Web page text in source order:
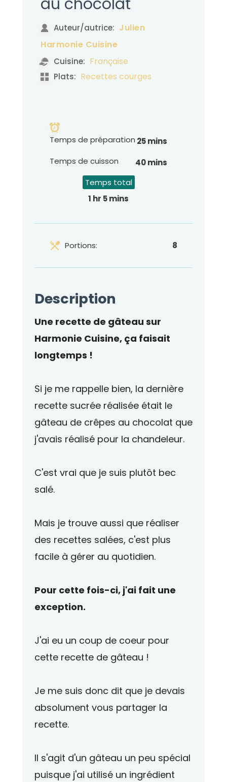
Auteur/autrice: Julien
Harmonie Cuisine
Cuisine: Française
Plats: Recettes courges
Temps de préparation 25 mins
Temps de cuisson
40 mins
Temps total
1 hr 5 mins
Portions: 8
Description
Une recette de gâteau sur
Harmonie Cuisine, ça faisait
longtemps !
Si je me rappelle bien, la dernière
recette sucrée réalisée était le
gâteau de crêpes au chocolat que
j'avais réalisé pour la chandeleur.
C'est vrai que je suis plutôt bec
salé.
Mais je trouve aussi que réaliser
des recettes salées, c'est plus
facile à gérer au quotidien.
Pour cette fois-ci, j'ai fait une
exception.
J'ai eu un coup de coeur pour
cette recette de gâteau !
Je me suis donc dit que je devais
absolument vous partager la
recette.
Il s'agit d'un gâteau un peu spécial
puisque j'ai utilisé un ingrédient